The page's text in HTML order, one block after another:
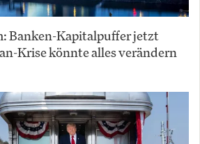
Banken-Kapitalpuffer jetzt
Krise könnte alles verändern